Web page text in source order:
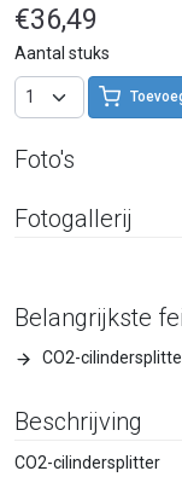
€36,49
Aantal stuks
Belangrijkste
CO2-
Beschrijving
CO2-cilindersplitter
Foto's
Fotogallerij